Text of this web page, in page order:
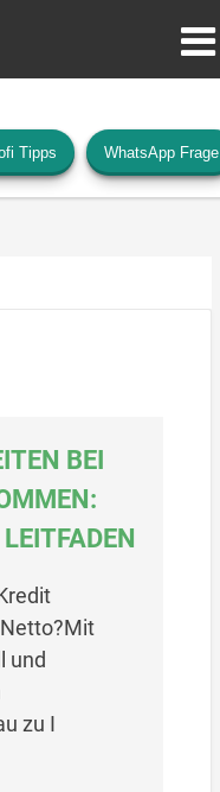
Tipps WhatsApp Frage
BEI
und
zu I